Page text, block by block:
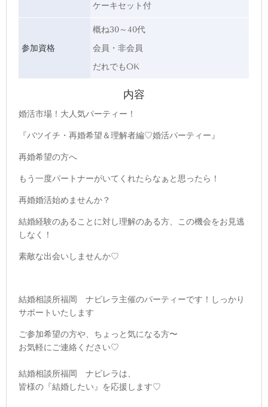
ケーキセット付
参加資格
概ね30～40代
会員・非会員
だれでもOK
内容
婚活市場！大人気パーティー！
『バツイチ・再婚希望＆理解者編♡婚活パーティー』
再婚希望の方へ
もう一度パートナーがいてくれたらなぁと思ったら！
再婚婚活始めませんか？
結婚経験のあることに対し理解のある方、
この機会をお見逃
しなく！
素敵な出会いしませんか♡
結婚相談所福岡 ナビレラ主催のパーティーです！しっかり
サポートいたします
ご参加希望の方や、ちょっと気になる方〜
お気軽にご連絡ください♡
結婚相談所福岡 ナビレラは、
皆様の『結婚したい』を応援します♡